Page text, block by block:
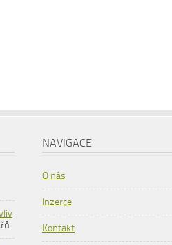
NAVIGACE
O nás
Inzerce
Kontakt